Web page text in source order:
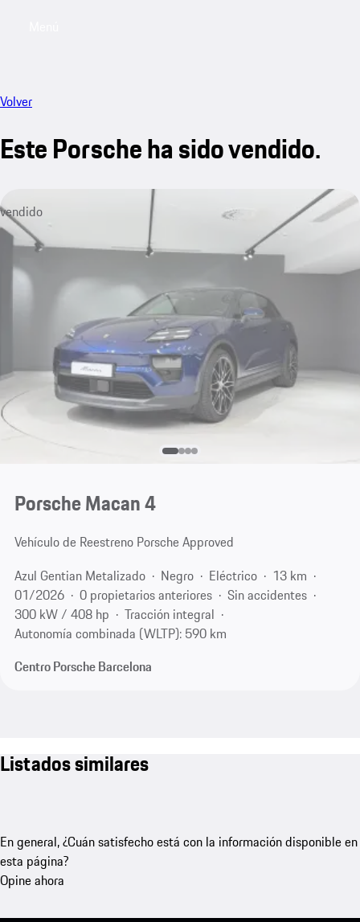
Volver
Este Porsche ha sido vendido.
vendido
Porsche Macan 4
Vehículo de Reestreno Porsche Approved
Azul Gentian Metalizado
Negro Eléctrico
13 km
01/2026
0 propietarios anteriores
Sin accidentes
300 kW / 408 hp
Tracción integral
Autonomía combinada (WLTP): 590 km
Centro Porsche Barcelona
Listados similares
En general, ¿Cuán satisfecho está con la información disponible en
esta página?
Opine ahora